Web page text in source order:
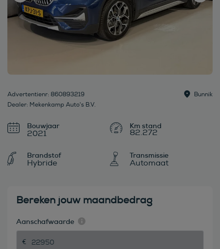
Advertentienr: 860893219
Dealer: Mekenkamp Auto's B.V.
Bunnik
Bouwjaar
2021 82.272
Brandstof
Hybride
Transmissie
Automaat
Bereken jouw maandbedrag
Aanschafwaarde